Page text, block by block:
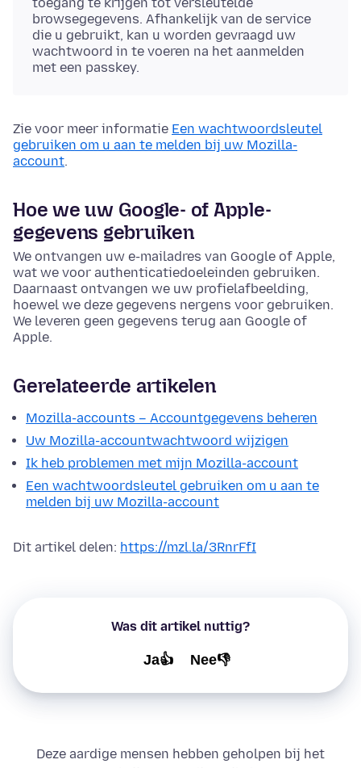
toegang te krijgen tot versleutelde
browsegegevens. Afhankelijk van de service
die u gebruikt, kan u worden gevraagd uw
wachtwoord in te voeren na het aanmelden
met een passkey.
Zie voor meer informatie Een wachtwoordsleutel
gebruiken om u aan te melden bij uw Mozilla-
account.
Hoe we uw Google- of Apple-
gegevens gebruiken
We ontvangen uw e-mailadres van Google of Apple,
wat we voor authenticatiedoeleinden gebruiken.
Daarnaast ontvangen we uw profielafbeelding,
hoewel we deze gegevens nergens voor gebruiken.
We leveren geen gegevens terug aan Google of
Apple.
Gerelateerde artikelen
Mozilla-accounts – Accountgegevens beheren
Uw Mozilla-accountwachtwoord wijzigen
Ik heb problemen met mijn Mozilla-account
Een wachtwoordsleutel gebruiken om u aan te
melden bij uw Mozilla-account
Dit artikel delen: https://mzl.la/3RnrFfI
Was dit artikel nuttig?
Ja👍 Nee👎
Deze aardige mensen hebben geholpen bij het